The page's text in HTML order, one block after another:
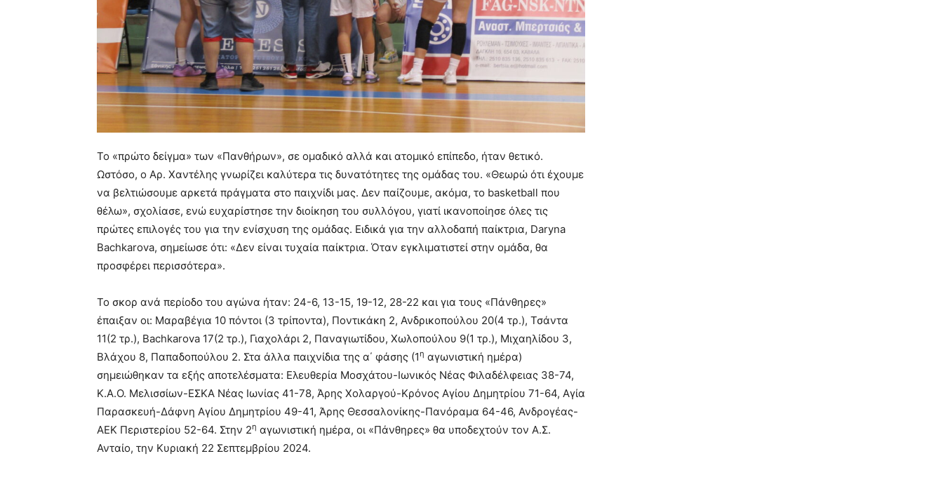
Το «πρώτο δείγμα» των «Πανθήρων», σε ομαδικό αλλά και ατομικό επίπεδο, ήταν θετικό.
Ωστόσο, ο Αρ. Χαντέλης γνωρίζει καλύτερα τις δυνατότητες της ομάδας του. «Θεωρώ ότι έχουμε
να βελτιώσουμε αρκετά πράγματα στο παιχνίδι μας. Δεν παίζουμε, ακόμα, το basketball που
θέλω», σχολίασε, ενώ ευχαρίστησε την διοίκηση του συλλόγου, γιατί ικανοποίησε όλες τις
πρώτες επιλογές του για την ενίσχυση της ομάδας. Ειδικά για την αλλοδαπή παίκτρια, Daryna
Bachkarova, σημείωσε ότι: «Δεν είναι τυχαία παίκτρια. Όταν εγκλιματιστεί στην ομάδα, θα
προσφέρει περισσότερα».
Το σκορ ανά περίοδο του αγώνα ήταν: 24-6, 13-15, 19-12, 28-22 και για τους «Πάνθηρες»
έπαιξαν οι: Μαραβέγια 10 πόντοι (3 τρίποντα), Ποντικάκη 2, Ανδρικοπούλου 20(4 τρ.), Τσάντα
11(2 τρ.), Bachkarova 17(2 τρ.), Γιαχολάρι 2, Παναγιωτίδου, Χωλοπούλου 9(1 τρ.), Μιχαηλίδου 3,
Βλάχου 8, Παπαδοπούλου 2. Στα άλλα παιχνίδια της α΄ φάσης (1η αγωνιστική ημέρα)
σημειώθηκαν τα εξής αποτελέσματα: Ελευθερία Μοσχάτου-Ιωνικός Νέας Φιλαδέλφειας 38-74,
Κ.Α.Ο. Μελισσίων-ΕΣΚΑ Νέας Ιωνίας 41-78, Άρης Χολαργού-Κρόνος Αγίου Δημητρίου 71-64, Αγία
Παρασκευή-Δάφνη Αγίου Δημητρίου 49-41, Άρης Θεσσαλονίκης-Πανόραμα 64-46, Ανδρογέας-
ΑΕΚ Περιστερίου 52-64. Στην 2η αγωνιστική ημέρα, οι «Πάνθηρες» θα υποδεχτούν τον Α.Σ.
Ανταίο, την Κυριακή 22 Σεπτεμβρίου 2024.